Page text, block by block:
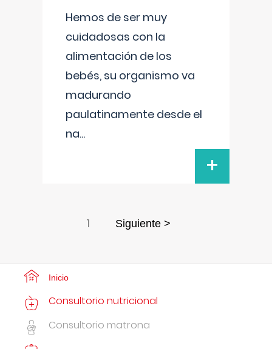
Hemos de ser muy
cuidadosas con la
alimentación de los
bebés, su organismo va
madurando
paulatinamente desde el
na...
+
1 Siguiente >
Inicio
Consultorio nutricional
Consultorio matrona